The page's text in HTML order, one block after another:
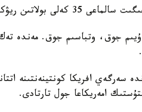
كوتەرىپ جۇرگەنىنە تاڭعالدىق.
جوق، وتباسىم جوق. مەندە
سەرگەي افريكا كونتينەنتىنە
امەريكاعا جول تارتادى.